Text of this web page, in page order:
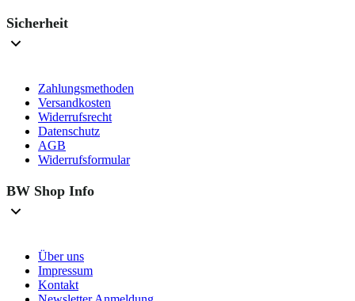
Sicherheit
Zahlungsmethoden
Versandkosten
Widerrufsrecht
Datenschutz
AGB
Widerrufsformular
BW Shop Info
Über uns
Impressum
Kontakt